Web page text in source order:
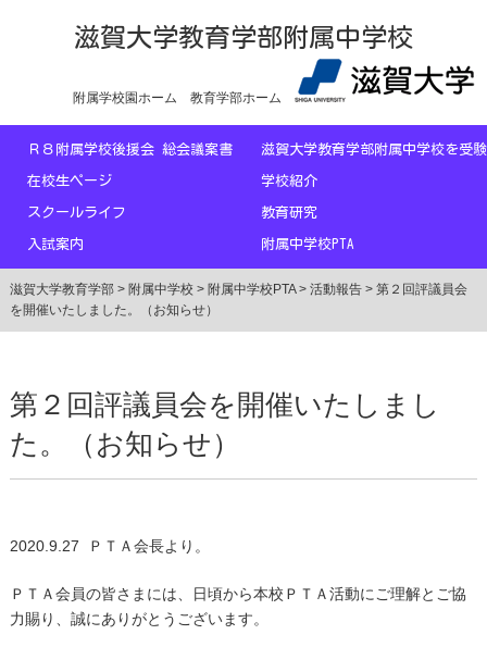
滋賀大学教育学部附属中学校
附属学校園ホーム 教育学部ホーム
Ｒ８附属学校後援会 総会議案書 滋賀大学教育学部附属中学校を
在校生ページ 学校紹介
スクールライフ 教育研究
入試案内 附属中学校PTA
滋賀大学教育学部> 附属中学校> 附属中学校PTA> 活動報告> 第２回評議員会
を開催いたしました。（お知らせ）
第２回評議員会を開催いたしまし
た。（お知らせ）
2020.9.27 ＰＴＡ会長より。
ＰＴＡ会員の皆さまには、日頃から本校ＰＴＡ活動にご理解とご協
力賜り、誠にありがとうございます。